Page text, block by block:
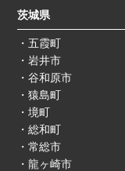
茨城県
・五霞町
・岩井市
・谷和原市
・猿島町
・境町
・総和町
・常総市
・龍ヶ崎市